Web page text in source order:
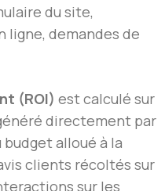
du site,
ligne, demandes de
(ROI) est calculé sur
directement par
alloué à la
clients récoltés sur
sur les